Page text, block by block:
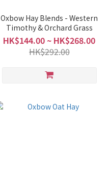
Oxbow Hay Blends - Western
Timothy & Orchard Grass
HK$144.00 ~ HK$268.00
HK$292.00